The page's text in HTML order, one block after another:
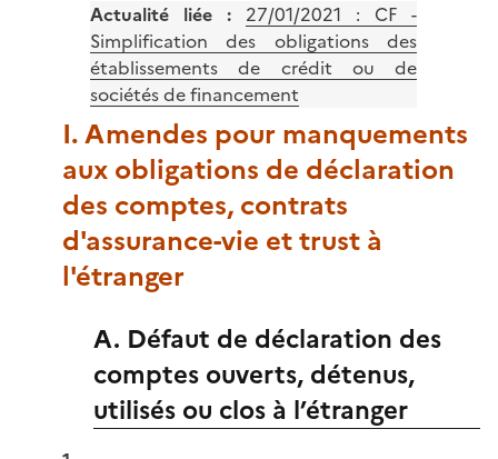
Actualité liée : 27/01/2021 : CF -
Simplification des obligations des
établissements de crédit ou de
sociétés de financement
I. Amendes pour manquements
aux obligations de déclaration
des comptes, contrats
d'assurance-vie et trust à
l'étranger
A. Défaut de déclaration des
comptes ouverts, détenus,
utilisés ou clos à l’étranger